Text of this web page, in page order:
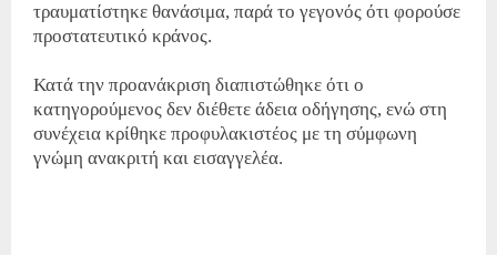
τραυματίστηκε θανάσιμα, παρά το γεγονός ότι φορούσε
προστατευτικό κράνος.
Κατά την προανάκριση διαπιστώθηκε ότι ο
κατηγορούμενος δεν διέθετε άδεια οδήγησης, ενώ στη
συνέχεια κρίθηκε προφυλακιστέος με τη σύμφωνη
γνώμη ανακριτή και εισαγγελέα.